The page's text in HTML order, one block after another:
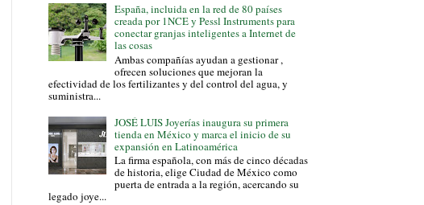
España, incluida en la red de 80 países
creada por 1NCE y Pessl Instruments para
conectar granjas inteligentes a Internet de
las cosas
Ambas compañías ayudan a gestionar ,
ofrecen soluciones que mejoran la
efectividad de los fertilizantes y del control del agua, y
suministra...
JOSÉ LUIS Joyerías inaugura su primera
tienda en México y marca el inicio de su
expansión en Latinoamérica
La firma española, con más de cinco décadas
de historia, elige Ciudad de México como
puerta de entrada a la región, acercando su
legado joye...